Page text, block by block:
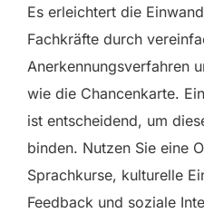
Es erleichtert die
Fachkräfte durch
Anerkennungsverfahren
wie die Chancenkarte.
ist entscheidend, um
binden. Nutzen Sie eine
Sprachkurse, kulturelle
Feedback und soziale